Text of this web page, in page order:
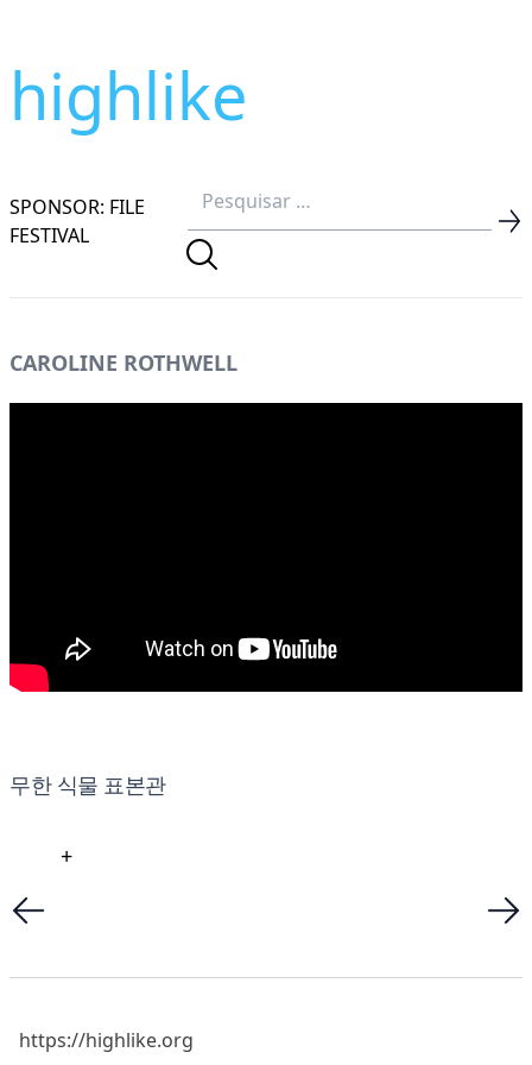
highlike
SPONSOR: FILE
FESTIVAL
CAROLINE ROTHWELL
무한 식물 표본관
+
https://highlike.org